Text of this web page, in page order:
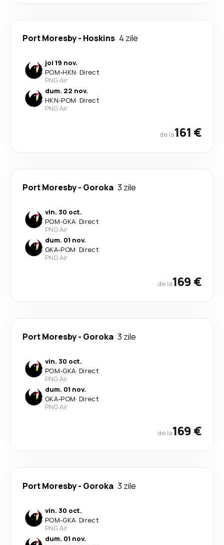
Port Moresby- Hoskins 4 zile
joi 19 nov.
POM-HKN· Direct
PNG Air
dum. 22 nov.
HKN-POM· Direct
PNG Air
de la161 €
Port Moresby- Goroka 3 zile
vin. 30 oct.
POM-GKA· Direct
PNG Air
dum. 01 nov.
GKA-POM· Direct
PNG Air
de la169 €
Port Moresby- Goroka 3 zile
vin. 30 oct.
POM-GKA· Direct
PNG Air
dum. 01 nov.
GKA-POM· Direct
PNG Air
de la169 €
Port Moresby- Goroka 3 zile
vin. 30 oct.
POM-GKA· Direct
PNG Air
dum. 01 nov.